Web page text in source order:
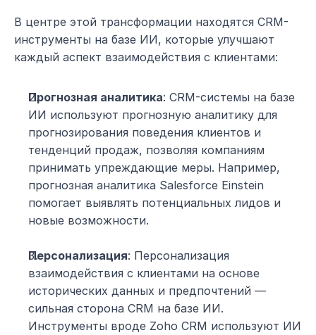
В центре этой трансформации находятся CRM-
инструменты на базе ИИ, которые улучшают
каждый аспект взаимодействия с клиентами:
Прогнозная аналитика: CRM-системы на базе
ИИ используют прогнозную аналитику для
прогнозирования поведения клиентов и
тенденций продаж, позволяя компаниям
принимать упреждающие меры. Например,
прогнозная аналитика Salesforce Einstein
помогает выявлять потенциальных лидов и
новые возможности.
Персонализация: Персонализация
взаимодействия с клиентами на основе
исторических данных и предпочтений —
сильная сторона CRM на базе ИИ.
Инструменты вроде Zoho CRM используют ИИ